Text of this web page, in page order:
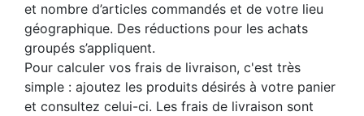
et nombre d’articles commandés et de votre lieu
géographique. Des réductions pour les achats
groupés s’appliquent.
Pour calculer vos frais de livraison, c'est très
simple : ajoutez les produits désirés à votre panier
et consultez celui-ci. Les frais de livraison sont